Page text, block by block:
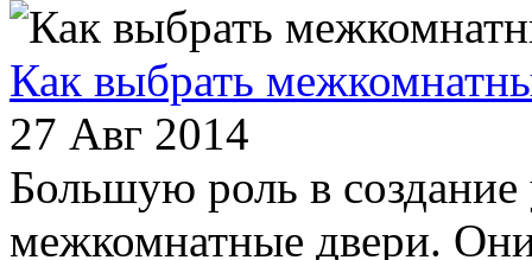
Как выбрать
27 Авг 2014
Большую роль в
межкомнатные двери.